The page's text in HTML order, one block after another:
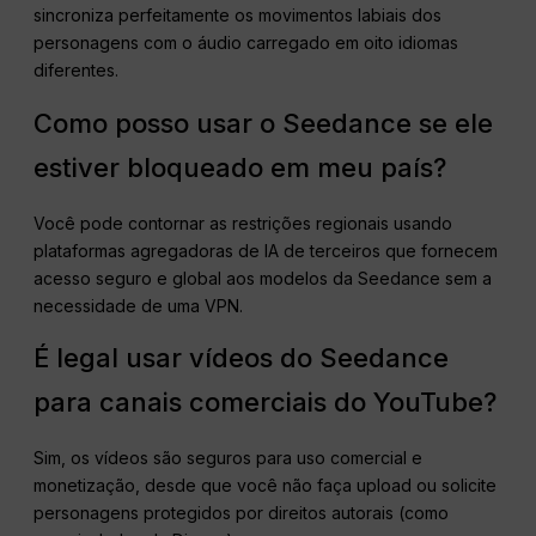
sincroniza perfeitamente os movimentos labiais dos
personagens com o áudio carregado em oito idiomas
diferentes.
Como posso usar o Seedance se ele
estiver bloqueado em meu país?
Você pode contornar as restrições regionais usando
plataformas agregadoras de IA de terceiros que fornecem
acesso seguro e global aos modelos da Seedance sem a
necessidade de uma VPN.
É legal usar vídeos do Seedance
para canais comerciais do YouTube?
Sim, os vídeos são seguros para uso comercial e
monetização, desde que você não faça upload ou solicite
personagens protegidos por direitos autorais (como